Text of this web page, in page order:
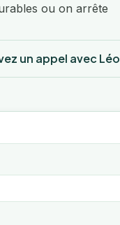
ou on arrête
un appel avec Léo